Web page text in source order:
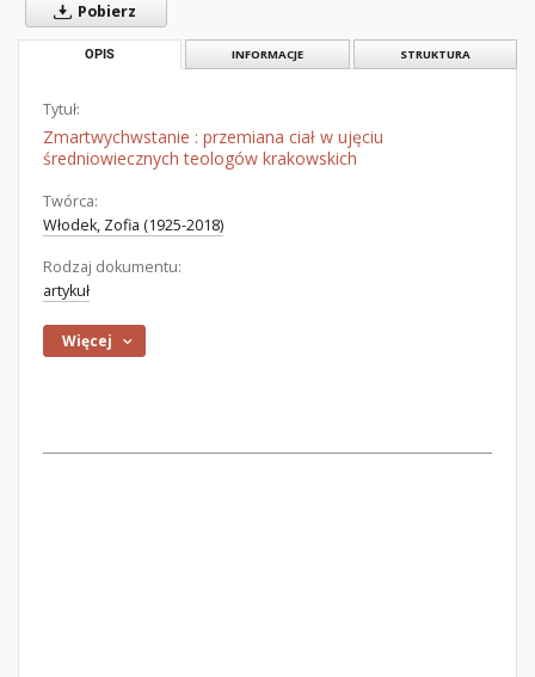
Pobierz
OPIS INFORMACJE STRUKTURA
Tytuł:
Zmartwychwstanie : przemiana ciał w ujęciu
średniowiecznych teologów krakowskich
Twórca:
Włodek, Zofia (1925-2018)
Rodzaj dokumentu:
artykuł
Więcej